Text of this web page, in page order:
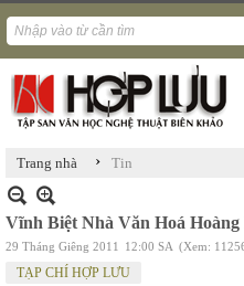
Trang nhà › Tin
Vĩnh Biệt Nhà Văn Hoá Hoàng
29 Tháng Giêng 2011 12:00 SA (Xem:
TẠP CHÍ HỢP LƯU